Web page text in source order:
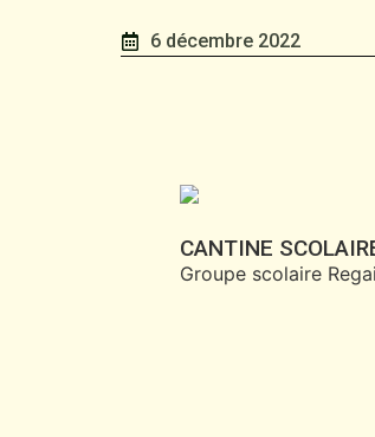
6 décembre 2022
CANTINE
Groupe scolaire